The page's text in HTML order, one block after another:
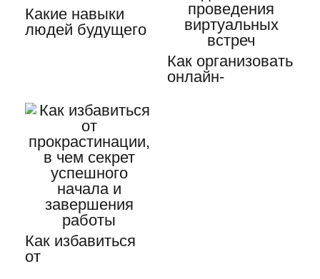
Какие навыки
людей будущего
Как организовать
онлайн-
Как избавиться
от